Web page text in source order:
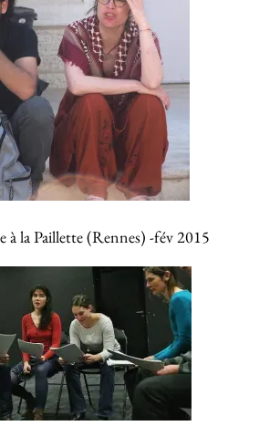
à la Paillette (Rennes) -fév 2015